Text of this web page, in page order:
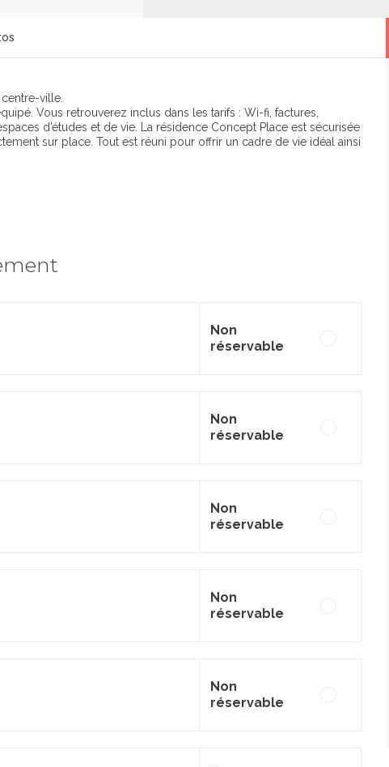
ville.
Vous retrouverez inclus dans les tarifs : Wi-fi, factures,
d’études et de vie. La résidence Concept Place est sécurisée
sur place. Tout est réuni pour offrir un cadre de vie idéal ainsi
Non
réservable
Non
réservable
Non
réservable
Non
réservable
Non
réservable